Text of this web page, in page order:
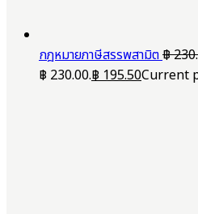
กฎหมายภาษีสรรพสามิต฿
฿ 230.00.฿195.50Current